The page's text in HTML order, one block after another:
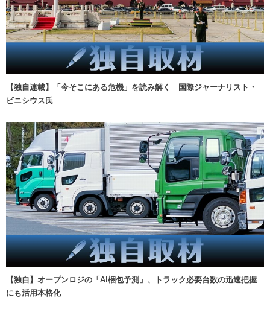
【独自連載】「今そこにある危機」を読み解く 国際ジャーナリスト・
ビニシウス氏
【独自】オープンロジの「AI梱包予測」、トラック必要台数の迅速把握
にも活用本格化